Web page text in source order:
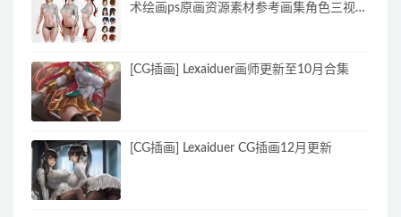
术绘画ps原画资源素材参考画集角色三视图
[CG插画] Lexaiduer画师更新至10月合集
[CG插画] Lexaiduer CG插画12月更新